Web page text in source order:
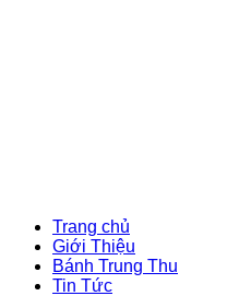
Trang chủ
Giới Thiệu
Bánh Trung Thu
Tin Tức